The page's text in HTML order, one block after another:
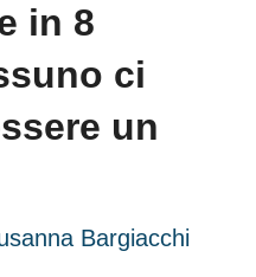
in 8
ci
un
Bargiacchi